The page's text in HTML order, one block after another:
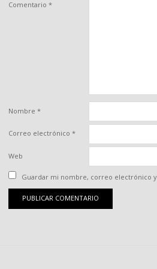
Comentario *
Nombre *
Correo electrónico *
Web
Guardar mi nombre, correo electrónico